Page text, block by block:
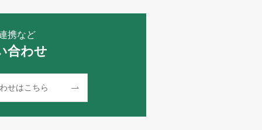
携など
合わせ
せはこちら